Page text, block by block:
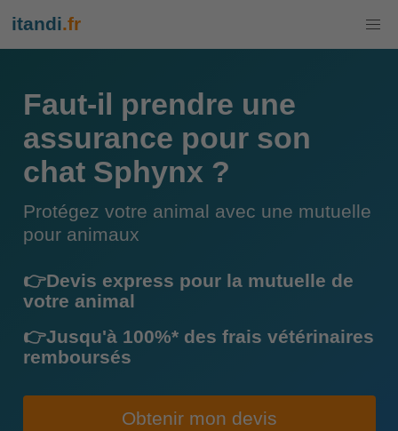
itandi.fr
Faut-il prendre une
assurance pour son
chat Sphynx ?
Protégez votre animal avec une mutuelle
pour animaux
👉Devis express pour la mutuelle de
votre animal
👉Jusqu'à 100%* des frais vétérinaires
remboursés
Obtenir mon devis